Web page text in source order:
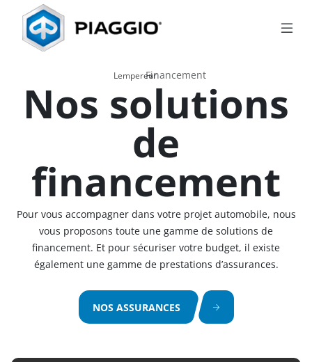
Lempereur
›
Financement
Nos solutions
de
financement
Pour vous accompagner dans votre projet automobile, nous
vous proposons toute une gamme de solutions de
financement. Et pour sécuriser votre budget, il existe
également une gamme de prestations d’assurances.
NOS ASSURANCES